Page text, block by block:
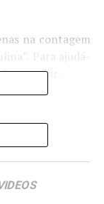
na contagem
Para ajudá-
seguir.